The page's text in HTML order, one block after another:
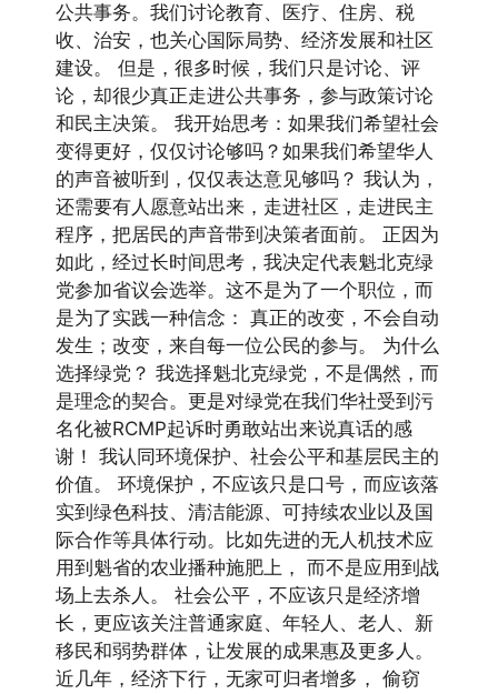
公共事务。我们讨论教育、医疗、住房、税
收、治安，也关心国际局势、经济发展和社区
建设。 但是，很多时候，我们只是讨论、评
论，却很少真正走进公共事务，参与政策讨论
和民主决策。 我开始思考：如果我们希望社会
变得更好，仅仅讨论够吗？如果我们希望华人
的声音被听到，仅仅表达意见够吗？ 我认为，
还需要有人愿意站出来，走进社区，走进民主
程序，把居民的声音带到决策者面前。 正因为
如此，经过长时间思考，我决定代表魁北克绿
党参加省议会选举。这不是为了一个职位，而
是为了实践一种信念： 真正的改变，不会自动
发生；改变，来自每一位公民的参与。 为什么
选择绿党？ 我选择魁北克绿党，不是偶然，而
是理念的契合。更是对绿党在我们华社受到污
名化被RCMP起诉时勇敢站出来说真话的感
谢！ 我认同环境保护、社会公平和基层民主的
价值。 环境保护，不应该只是口号，而应该落
实到绿色科技、清洁能源、可持续农业以及国
际合作等具体行动。比如先进的无人机技术应
用到魁省的农业播种施肥上， 而不是应用到战
场上去杀人。 社会公平，不应该只是经济增
长，更应该关注普通家庭、年轻人、老人、新
移民和弱势群体，让发展的成果惠及更多人。
近几年，经济下行，无家可归者增多， 偷窃